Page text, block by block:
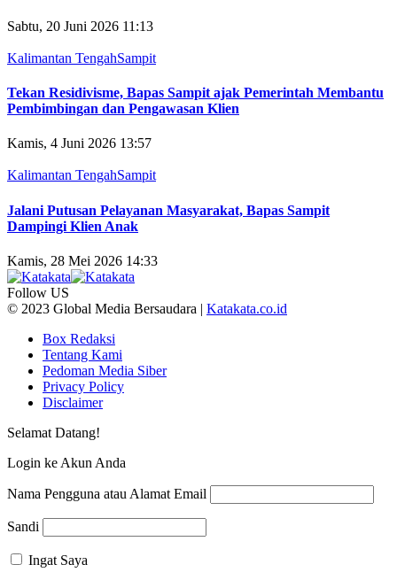
Sabtu, 20 Juni 2026 11:13
Kalimantan TengahSampit
Tekan Residivisme, Bapas Sampit ajak Pemerintah Membantu
Pembimbingan dan Pengawasan Klien
Kamis, 4 Juni 2026 13:57
Kalimantan TengahSampit
Jalani Putusan Pelayanan Masyarakat, Bapas Sampit
Dampingi Klien Anak
Kamis, 28 Mei 2026 14:33
Follow US
© 2023 Global Media Bersaudara | Katakata.co.id
Box Redaksi
Tentang Kami
Pedoman Media Siber
Privacy Policy
Disclaimer
Selamat Datang!
Login ke Akun Anda
Nama Pengguna atau Alamat Email
Sandi
Ingat Saya